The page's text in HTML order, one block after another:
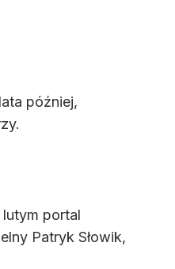
później,
portal
Patryk Słowik,